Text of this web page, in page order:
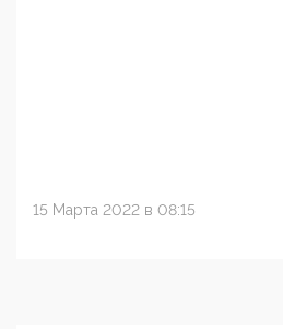
15 Марта 2022 в 08:15